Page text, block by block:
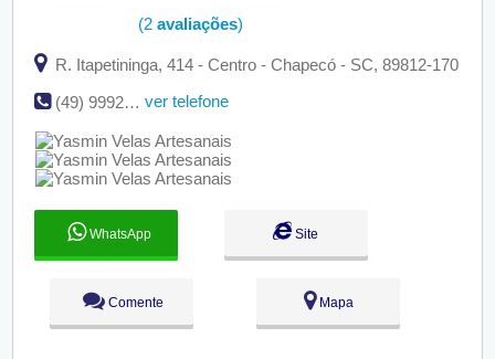
(2 avaliações)
R. Itapetininga, 414 - Centro - Chapecó - SC, 89812-170
(49) 99923-6501
ver telefone
WhatsApp Site
Comente Mapa